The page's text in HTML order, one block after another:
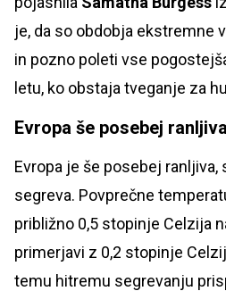
je, da so obdobja ekstremne
in pozno poleti vse
letu, ko obstaja tveganje za
Evropa še posebej ranljiva
Evropa je še posebej
segreva. Povprečne
približno 0,5 stopinje Celzija
primerjavi z 0,2 stopinje
temu hitremu segrevanju